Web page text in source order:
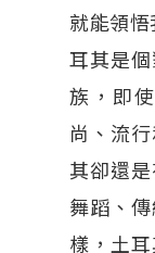
就能領
耳其是
族，即
尚、流
其卻還
舞蹈、
樣，土